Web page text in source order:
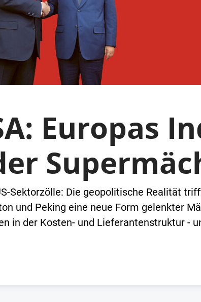
Europas
Sektorzölle: Die geopolitische Realität
und Peking eine neue Form gelenkter
in der Kosten- und Lieferantenstruktur -